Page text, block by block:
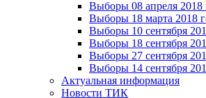
Выборы 08 апреля 2018
Выборы 18 марта 2018
Выборы 10 сентября
Выборы 18 сентября
Выборы 27 сентября
Выборы 14 сентября
Актуальная информация
Новости ТИК